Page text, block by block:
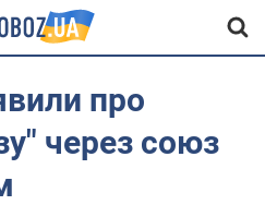
про
через союз